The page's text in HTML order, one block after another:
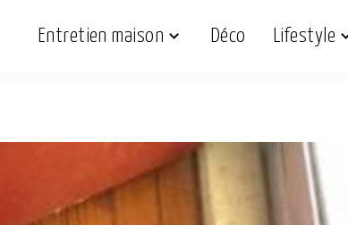
Entretien maison Déco Lifestyle